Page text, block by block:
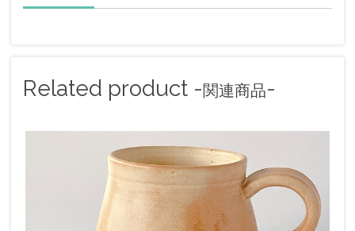
Related product -関連商品-